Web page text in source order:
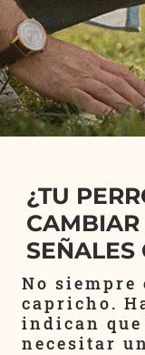
¿TU
SEÑALES
No
capricho.
indican
necesitar